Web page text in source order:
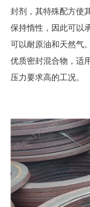
封剂，其特殊配方使
保持惰性，因此可以
可以耐原油和天然气
优质密封混合物，适
压力要求高的工况。